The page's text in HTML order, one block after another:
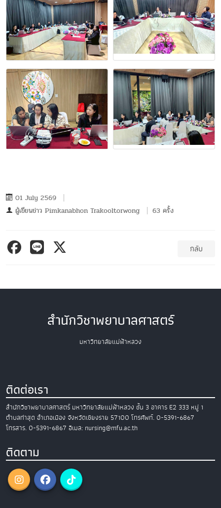
01 July 2569
ผู้เขียนข่าว Pimkanabhon Trakooltorwong 63 ครั้ง
กลับ
สำนักวิชาพยาบาลศาสตร์
มหาวิทยาลัยแม่ฟ้าหลวง
ติดต่อเรา
สำนักวิชาพยาบาลศาสตร์ มหาวิทยาลัยแม่ฟ้าหลวง ชั้น 3 อาคาร E2 333 หมู่ 1
ตำบลท่าสุด อำเภอเมือง จังหวัดเชียงราย 57100 โทรศัพท์. 0-5391-6867
โทรสาร. 0-5391-6867 อีเมล: nursing@mfu.ac.th
ติดตาม